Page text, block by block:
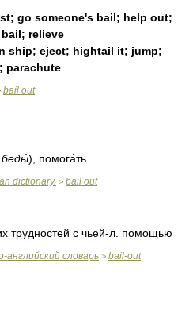
go someone's bail; help out;
relieve
ship; eject; hightail it; jump;
parachute
bail out
беды́) , помога́ть
dictionary. > bail out
трудностей с чьей-л. помощью
английский словарь > bail-out